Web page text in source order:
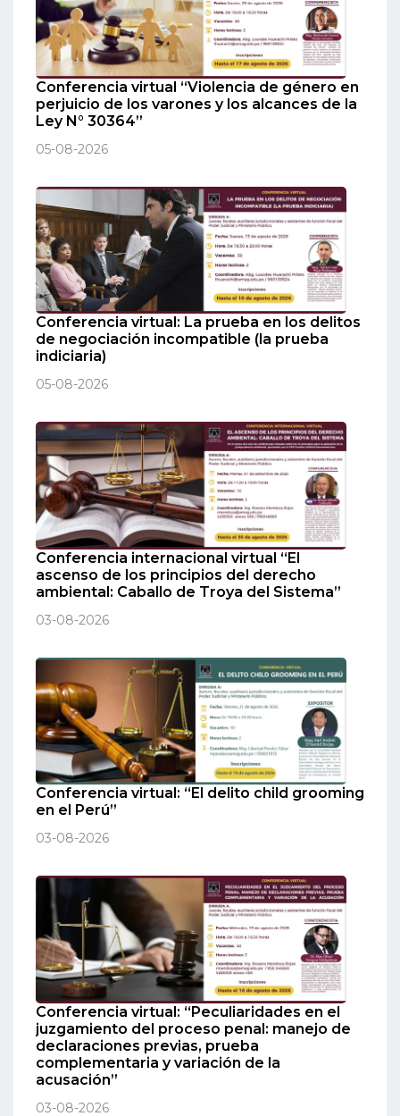
Conferencia virtual “Violencia de género en
perjuicio de los varones y los alcances de la
Ley N° 30364”
05-08-2026
Conferencia virtual: La prueba en los delitos
de negociación incompatible (la prueba
indiciaria)
05-08-2026
Conferencia internacional virtual “El
ascenso de los principios del derecho
ambiental: Caballo de Troya del Sistema”
03-08-2026
Conferencia virtual: “El delito child grooming
en el Perú”
03-08-2026
Conferencia virtual: “Peculiaridades en el
juzgamiento del proceso penal: manejo de
declaraciones previas, prueba
complementaria y variación de la
acusación”
03-08-2026